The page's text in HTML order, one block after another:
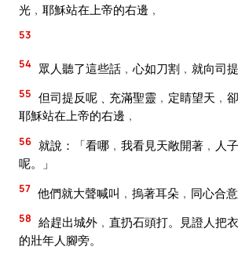
光﹐耶穌站在上帝的右邊﹐
53
54 眾人聽了這些話﹐心如刀割﹐就向司提
55 但司提反呢﹑充滿聖靈﹐定睛望天﹐
耶穌站在上帝的右邊﹐
56 就說：「看哪﹐我看見天敞開著﹐人
呢。」
57 他們就大聲喊叫﹐摀著耳朵﹐同心合
58 給趕出城外﹐直扔石頭打。見證人把
的壯年人腳旁。